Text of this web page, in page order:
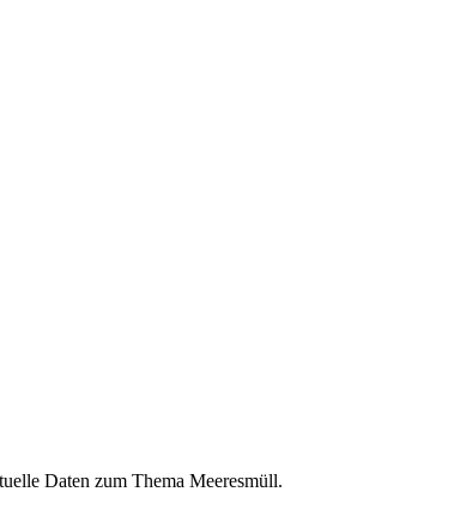
Daten zum Thema Meeresmüll.